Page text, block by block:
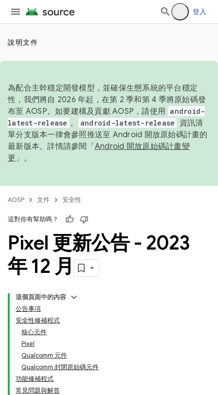
登入
說明文件
為配合主幹穩定開發模型，並確保生態系統的平台穩定
性，我們將自 2026 年起，在第 2 季和第 4 季將原始碼發
布至 AOSP。如要建構及貢獻 AOSP，請使用 android-
latest-release 。 android-latest-release
資訊清
單分支版本一律會參照推送至 Android 開放原始碼計畫的
最新版本。詳情請參閱「 Android 開放原始碼計畫變
更 」。
AOSP 文件 安全性
這對你有幫助嗎？
Pixel 更新公告 - 2023
年 12 月
這個頁面中的內容
公告事項
安全性修補程式
核心元件
Pixel
Qualcomm 元件
Qualcomm 封閉原始碼元件
功能修補程式
常見問題與解答